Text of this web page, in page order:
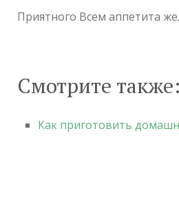
Приятного Всем аппетита
Смотрите также:
Как приготовить